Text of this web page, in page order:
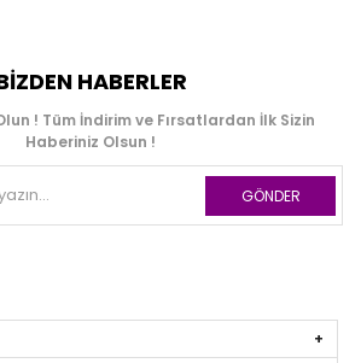
HABERLER
! Tüm İndirim ve Fırsatlardan İlk Sizin
Haberiniz Olsun !
GÖNDER